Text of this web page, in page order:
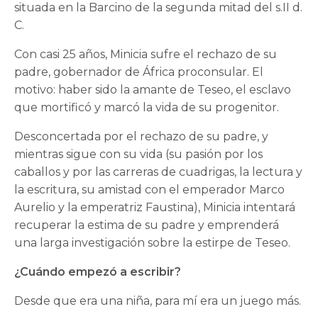
situada en la Barcino de la segunda mitad del s.II d.
C.
Con casi 25 años, Minicia sufre el rechazo de su
padre, gobernador de África proconsular. El
motivo: haber sido la amante de Teseo, el esclavo
que mortificó y marcó la vida de su progenitor.
Desconcertada por el rechazo de su padre, y
mientras sigue con su vida (su pasión por los
caballos y por las carreras de cuadrigas, la lectura y
la escritura, su amistad con el emperador Marco
Aurelio y la emperatriz Faustina), Minicia intentará
recuperar la estima de su padre y emprenderá
una larga investigación sobre la estirpe de Teseo.
¿Cuándo empezó a escribir?
Desde que era una niña, para mí era un juego más.